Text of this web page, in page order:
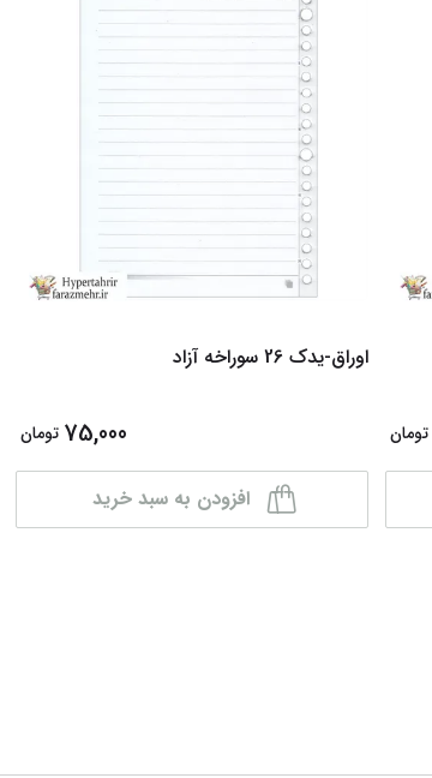
تومان
اوراق-یدک 26 سوراخه آزاد
75,000 تومان
افزودن به سبد خرید